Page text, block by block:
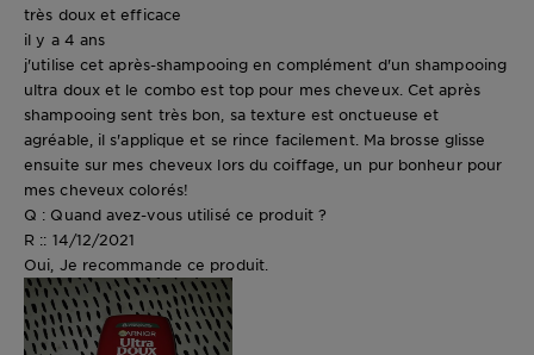
très doux et efficace
il y a 4 ans
j'utilise cet après-shampooing en complément d'un shampooing
ultra doux et le combo est top pour mes cheveux. Cet après
shampooing sent très bon, sa texture est onctueuse et
agréable, il s'applique et se rince facilement. Ma brosse glisse
ensuite sur mes cheveux lors du coiffage, un pur bonheur pour
mes cheveux colorés!
Q : Quand avez-vous utilisé ce produit ?
R :: 14/12/2021
Oui, Je recommande ce produit.